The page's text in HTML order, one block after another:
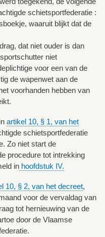
schietsportfederatie :
waaruit blijkt dat de
dat niet ouder is dan
niet
voor een van de
de wapenwet aan de
voorhanden hebben van
artikel 10, § 1, van het
schietsportfederatie
Zo niet start de
procedure tot intrekking
in hoofdstuk IV.
10, § 2, van het decreet,
voor de vervaldag van
tot hernieuwing van de
door de Vlaamse